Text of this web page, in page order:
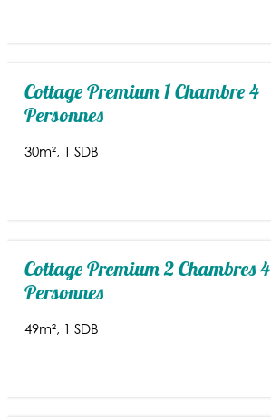
Cottage Premium 1 Chambre 4
Personnes
30m² 1 SDB
Cottage Premium 2 Chambres 4
Personnes
49m² 1 SDB